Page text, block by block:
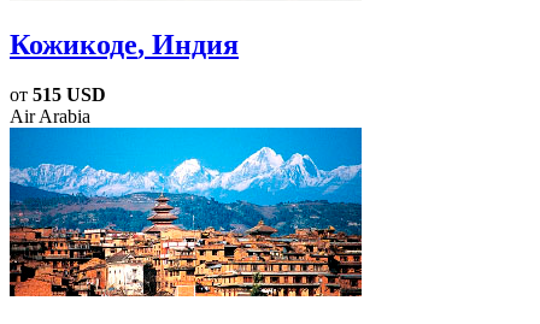
Кожикоде, Индия
от 515 USD
Air Arabia